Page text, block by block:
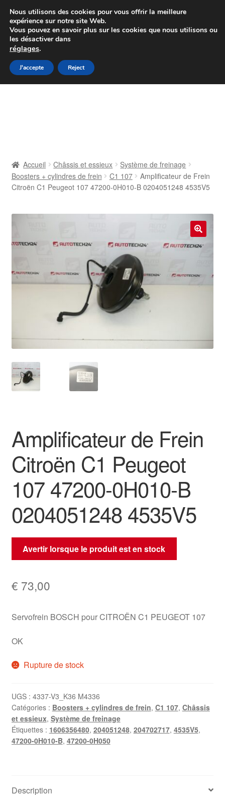
Colissimo livraison à partir de 7 EUR
Du lundi au vendredi de 9 h à 16 h
Aller
à
Aller
au
Contact
Paiements
Plainte
Politique de confidentialité
Procédure de Réclamation
Accueil Châssis et essieux
Système de freinage
Boosters + cylindres de frein
C1 107
Amplificateur de Frein
Citroën C1 Peugeot 107 47200-0H010-B 0204051248 4535V5
🔍
Amplificateur de Frein
Citroën C1 Peugeot
107 47200-0H010-B
0204051248 4535V5
Avertir lorsque le produit est en stock
€ 73,00
Servofrein BOSCH pour CITROËN C1 PEUGEOT 107
OK
Rupture de stock
UGS : 4337-V3_K36 M4336
Catégories : Boosters + cylindres de frein, C1 107, Châssis
et essieux, Système de freinage
Étiquettes : 1606356480, 204051248, 204702717, 4535V5,
47200-0H010-B, 47200-0H050
Description
Nous utilisons des cookies pour vous offrir la meilleure
expérience sur notre site Web.
Vous pouvez en savoir plus sur les cookies que nous utilisons ou
les désactiver dans
réglages.
J'accepte Reject